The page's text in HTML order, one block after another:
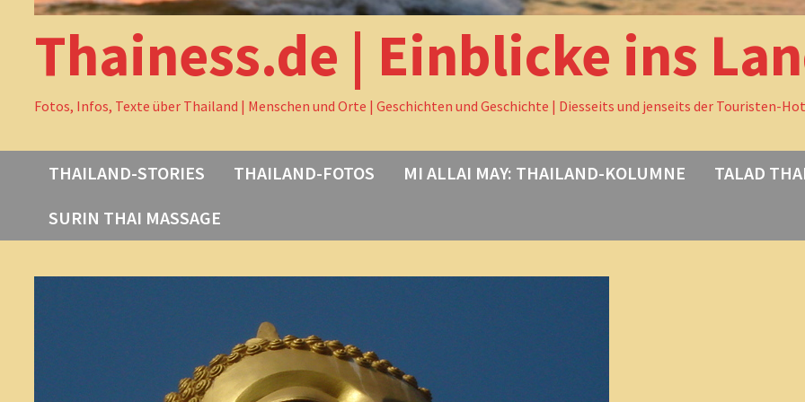
Thainess.de | Einblicke ins
Fotos, Infos, Texte über Thailand | Menschen und Orte | Geschichten und Geschichte | Diesseits und jenseits der Touristen-
THAILAND-STORIES THAILAND-FOTOS MI ALLAI MAY: THAILAND-KOLUMNE
TALAD
SURIN THAI MASSAGE